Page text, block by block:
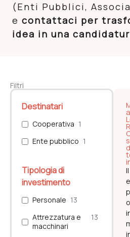
(Enti Pubblici,
e contattaci per
idea in una
Filtri
Destinatari
Cooperativa 1
Ente pubblico 1
Tipologia di
investimento
Personale 13
Attrezzatura e
macchinari
13